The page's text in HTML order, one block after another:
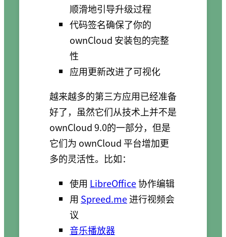
顺滑地引导升级过程
代码签名确保了你的
ownCloud 安装包的完整
性
应用更新改进了可视化
越来越多的第三方应用已经准备
好了，虽然它们从技术上并不是
ownCloud 9.0的一部分，但是
它们为 ownCloud 平台增加更
多的灵活性。比如：
使用 LibreOffice协作编辑
用 Spreed.me进行视频会
议
音乐播放器